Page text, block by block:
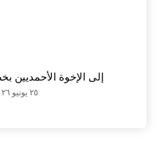
إلى الإخوة الأحمديين
٢٥ يونيو ٢٠٢٦